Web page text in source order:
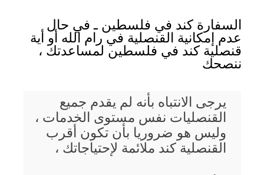
السفارة كند في فلسطين ـ في حال
عدم إمكانية القنصلية في رام الله أو أية
قنصلية كند في فلسطين لمساعدتك ،
ننصحك
يرجى الانتباه بأنه لم يقدم جميع
القنصليات نفس مستوى الخدمات ،
وليس هو ضروريا بأن تكون أقرب
القنصلية كند ملائمة لإحتياجاتك ،